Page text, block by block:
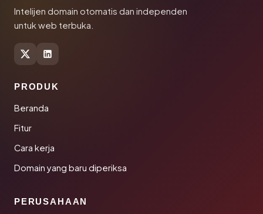
Intelijen domain otomatis dan independen
untuk web terbuka.
PRODUK
Beranda
Fitur
Cara kerja
Domain yang baru diperiksa
PERUSAHAAN